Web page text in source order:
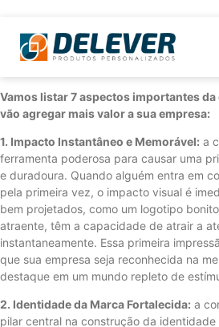
Vamos listar 7 aspectos importantes
vão agregar mais valor a sua empresa:
1. Impacto Instantâneo e Memorável: a
ferramenta poderosa para causar uma
e duradoura. Quando alguém entra em
pela primeira vez, o impacto visual é
bem projetados, como um logotipo
atraente, têm a capacidade de atrair a
instantaneamente. Essa primeira
que sua empresa seja reconhecida na
destaque em um mundo repleto de
2. Identidade da Marca Fortalecida: a
pilar central na construção da